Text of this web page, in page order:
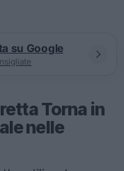
su Google
Torna in
nelle